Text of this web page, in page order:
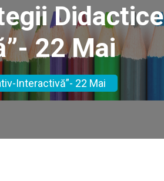
Didactice
22 Mai
Interactivă”- 22 Mai